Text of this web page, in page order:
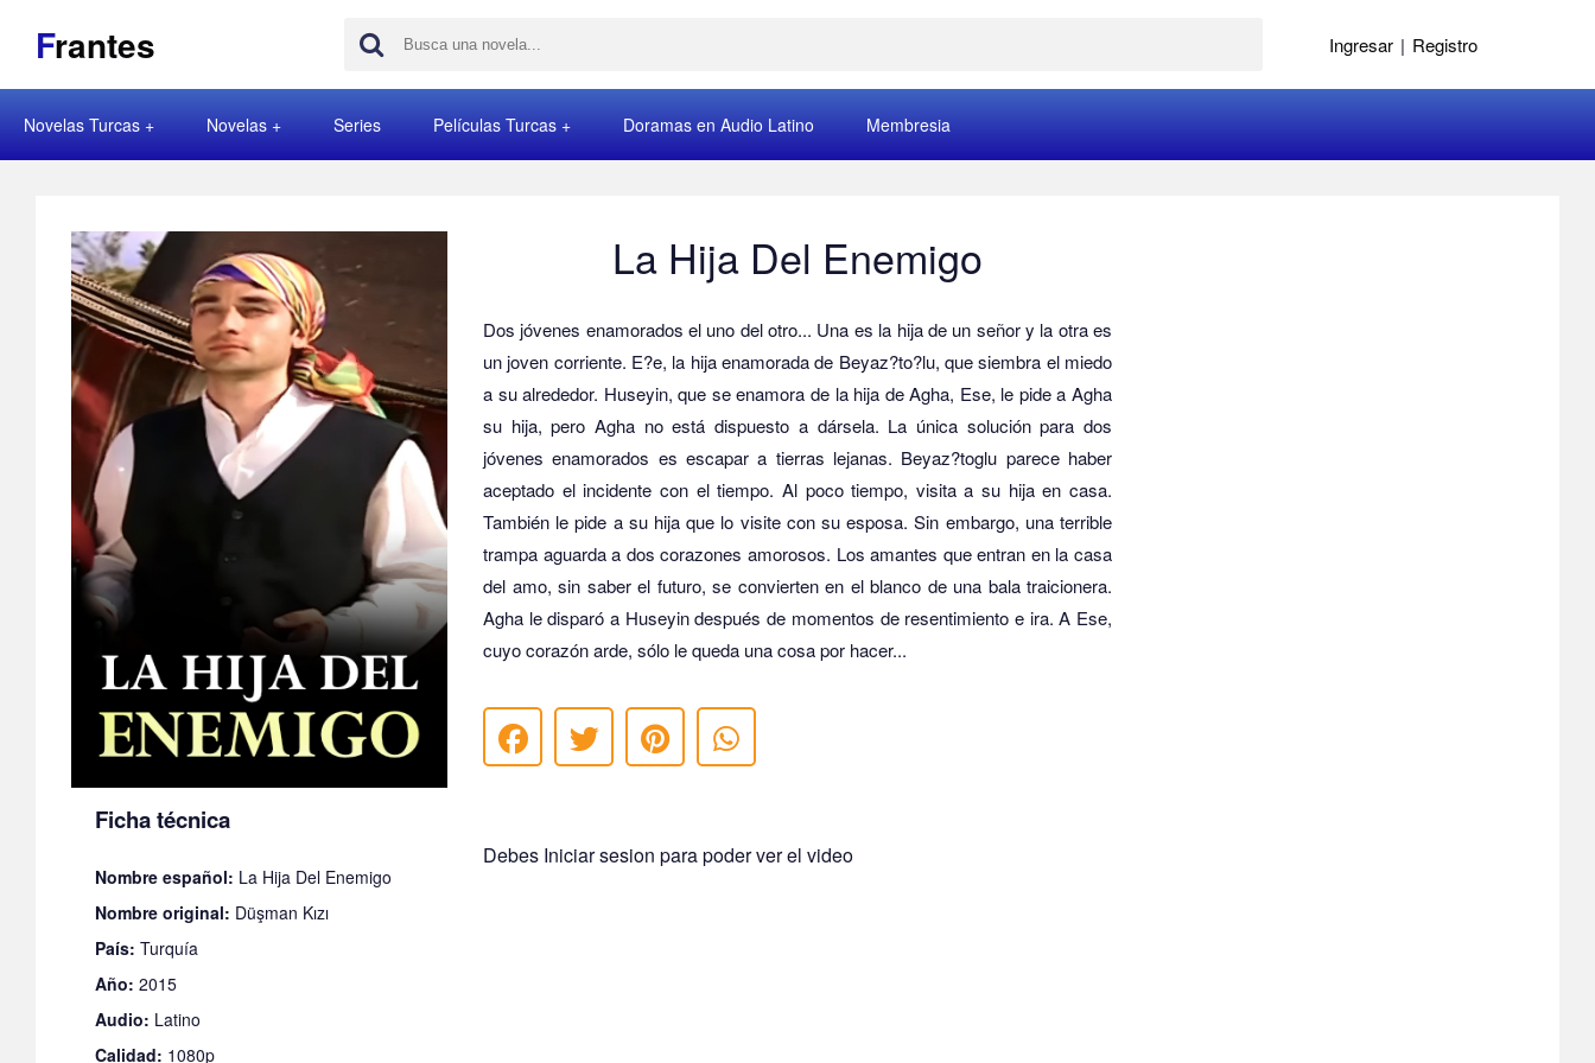
Frantes Ingresar | Registro
Novelas Turcas Novelas Series Películas Turcas Doramas en Audio Latino Membresia
Ficha técnica
Nombre español: La Hija Del Enemigo
Nombre original: Düşman Kızı
País: Turquía
Año: 2015
Audio: Latino
Calidad: 1080p
La Hija Del Enemigo
Dos jóvenes enamorados el uno del otro... Una es la hija de un señor y la otra es
un joven corriente. E?e, la hija enamorada de Beyaz?to?lu, que siembra el miedo
a su alrededor. Huseyin, que se enamora de la hija de Agha, Ese, le pide a Agha
su hija, pero Agha no está dispuesto a dársela. La única solución para dos
jóvenes enamorados es escapar a tierras lejanas. Beyaz?toglu parece haber
aceptado el incidente con el tiempo. Al poco tiempo, visita a su hija en casa.
También le pide a su hija que lo visite con su esposa. Sin embargo, una terrible
trampa aguarda a dos corazones amorosos. Los amantes que entran en la casa
del amo, sin saber el futuro, se convierten en el blanco de una bala traicionera.
Agha le disparó a Huseyin después de momentos de resentimiento e ira. A Ese,
cuyo corazón arde, sólo le queda una cosa por hacer...
Debes Iniciar sesion para poder ver el video